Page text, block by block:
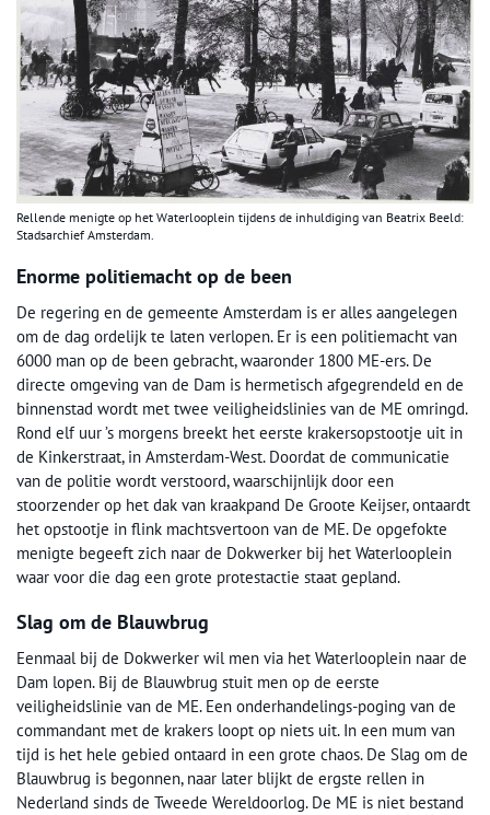
Rellende menigte op het Waterlooplein tijdens de inhuldiging van Beatrix Beeld:
Stadsarchief Amsterdam.
Enorme politiemacht op de been
De regering en de gemeente Amsterdam is er alles aangelegen
om de dag ordelijk te laten verlopen. Er is een politiemacht van
6000 man op de been gebracht, waaronder 1800 ME-ers. De
directe omgeving van de Dam is hermetisch afgegrendeld en de
binnenstad wordt met twee veiligheidslinies van de ME omringd.
Rond elf uur ’s morgens breekt het eerste krakersopstootje uit in
de Kinkerstraat, in Amsterdam-West. Doordat de communicatie
van de politie wordt verstoord, waarschijnlijk door een
stoorzender op het dak van kraakpand De Groote Keijser, ontaardt
het opstootje in flink machtsvertoon van de ME. De opgefokte
menigte begeeft zich naar de Dokwerker bij het Waterlooplein
waar voor die dag een grote protestactie staat gepland.
Slag om de Blauwbrug
Eenmaal bij de Dokwerker wil men via het Waterlooplein naar de
Dam lopen. Bij de Blauwbrug stuit men op de eerste
veiligheidslinie van de ME. Een onderhandelings-poging van de
commandant met de krakers loopt op niets uit. In een mum van
tijd is het hele gebied ontaard in een grote chaos. De Slag om de
Blauwbrug is begonnen, naar later blijkt de ergste rellen in
Nederland sinds de Tweede Wereldoorlog. De ME is niet bestand